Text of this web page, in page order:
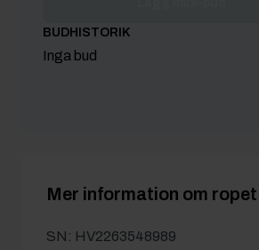
BUDHISTORIK
Inga bud
Mer information om ropet
SN: HV2263548989